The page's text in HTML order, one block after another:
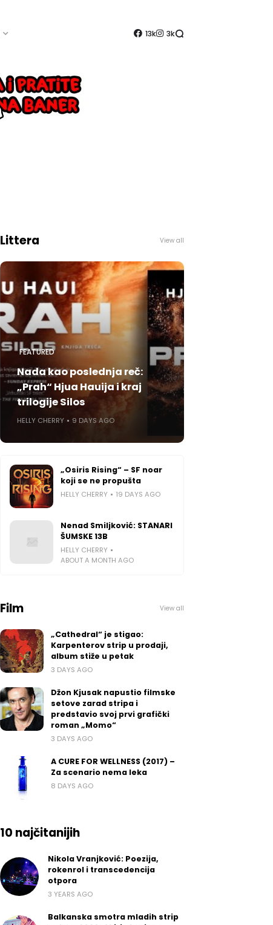
13k 3k
Littera View all
FEATURED
Nada kao poslednja reč:
„Prah“ Hjua Hauija i kraj
trilogije Silos
HELLY CHERRY 9 DAYS AGO
„Osiris Rising“ – SF noar
koji se ne propušta
HELLY CHERRY 19 DAYS AGO
Nenad Smiljković: STANARI
ŠUMSKE 13B
HELLY CHERRY
ABOUT A MONTH AGO
Film View all
„Cathedral“ je stigao:
Karpenterov strip u prodaji,
album stiže u petak
3 DAYS AGO
Džon Kjusak napustio filmske
setove zarad stripa i
predstavio svoj prvi grafički
roman „Momo“
3 DAYS AGO
A CURE FOR WELLNESS (2017) –
Za scenario nema leka
8 DAYS AGO
10 najčitanijih
Nikola Vranjković: Poezija,
rokenrol i transcedencija
otpora
3 YEARS AGO
Balkanska smotra mladih strip